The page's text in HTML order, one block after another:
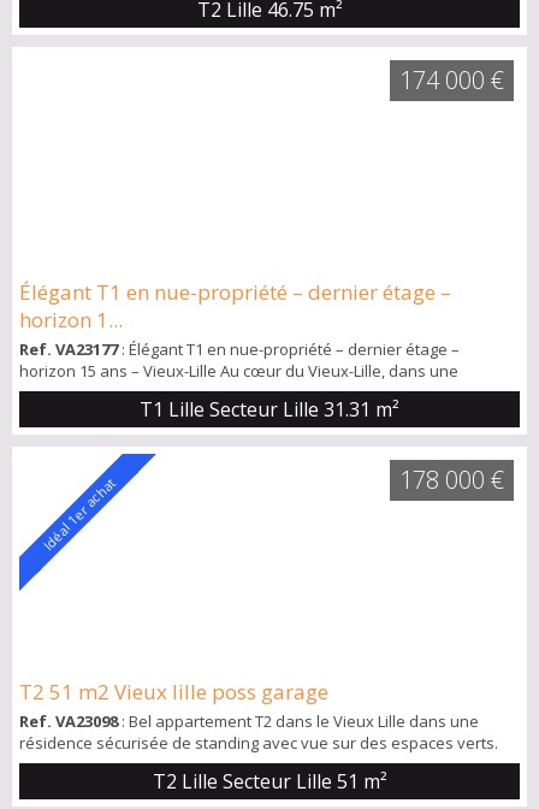
des axes et du métro (700m) Il se compose d'une pièce de vie
donnant sur petit jardin , une cuisine neuve, une chambre, une
salle de douche et un WC indépendant. Contactez nous pour une
T2 Lille 46.75 m²
Élégant T1 en nue-propriété – dernier étage –
horizon 1...
Ref. VA23177: Élégant T1 en nue-propriété – dernier étage –
horizon 15 ans – Vieux-Lille Au cœur du Vieux-Lille, dans une
résidence contemporaine élégante à l’architecture soignée,
découvrez ce T1 en nue-propriété (durée 15 ans), offrant un
investissement patrimonial rare dans l’un des quartiers les plus
recherchés de la métropole. Situé au 5ᵉ et dernier étage, le
programme se distingue par ses pres...
T1 Lille Secteur Lille 31.31 m²
174 000 €
Idéal 1er achat
T2 51 m2 Vieux lille poss garage
Ref. VA23098: Bel appartement T2 dans le Vieux Lille dans une
résidence sécurisée de standing avec vue sur des espaces verts.
De très beaux volumes avec une entrée qui introduit une pièce de
vie de 27 m2 incluant une jolie cuisine équipée, un coin repas pour 4
T2 Lille Secteur Lille 51 m²
178 000 €